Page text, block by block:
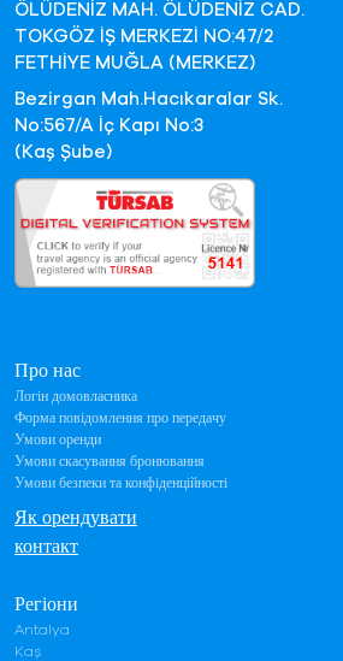
Регіони
Antalya
Kaş
Про нас
Логін домовласника
Форма повідомлення про передачу
Умови оренди
Умови скасування бронювання
Умови безпеки та конфіденційності
Як орендувати
контакт
ÖLÜDENİZ MAH. ÖLÜDENİZ CAD.
TOKGÖZ İŞ MERKEZİ NO:47/2
FETHİYE MUĞLA (MERKEZ)
Bezirgan Mah.Hacıkaralar Sk.
No:567/A İç Kapı No:3
(Kaş Şube)